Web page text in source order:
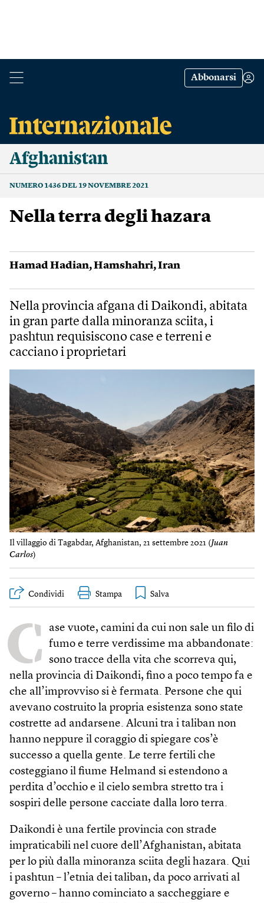
Abbonarsi
Afghanistan
NUMERO 1436 DEL 19 NOVEMBRE 2021
Nella terra degli hazara
Hamad Hadian,Hamshahri,Iran
Nella provincia afgana di Daikondi, abitata
in gran parte dalla minoranza sciita, i
pashtun requisiscono case e terreni e
cacciano i proprietari
Il villaggio di Tagabdar, Afghanistan, 21 settembre 2021 (Juan
Carlos)
Condividi Stampa
C
ase vuote, camini da cui non sale un filo di
fumo e terre verdissime ma abbandonate:
sono tracce della vita che scorreva qui,
nella provincia di Daikondi, fino a poco tempo fa e
che all’improvviso si è fermata. Persone che qui
avevano costruito la propria esistenza sono state
costrette ad andarsene. Alcuni tra i taliban non
hanno neppure il coraggio di spiegare cos’è
successo a quella gente. Le terre fertili che
costeggiano il fiume Helmand si estendono a
perdita d’occhio e il cielo sembra stretto tra i
sospiri delle persone cacciate dalla loro terra.
Daikondi è una fertile provincia con strade
impraticabili nel cuore dell’Afghanistan, abitata
per lo più dalla minoranza sciita degli hazara. Qui
i pashtun – l’etnia dei taliban, da poco arrivati al
governo – hanno cominciato a saccheggiare e